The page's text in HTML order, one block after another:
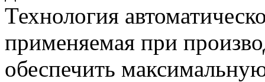
Технология
применяемая при
обеспечить